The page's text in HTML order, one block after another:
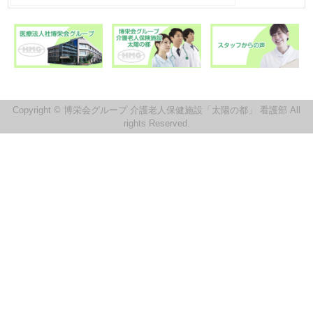
Copyright © 博栄会グループ 介護老人保健施設「太陽の都」 看護部 All
rights Reserved.